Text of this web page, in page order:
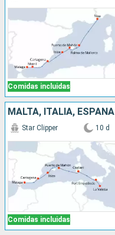
Comidas incluidas
MALTA, ITALIA, ESPAÑA
Comidas incluidas
Star Clipper 10 d